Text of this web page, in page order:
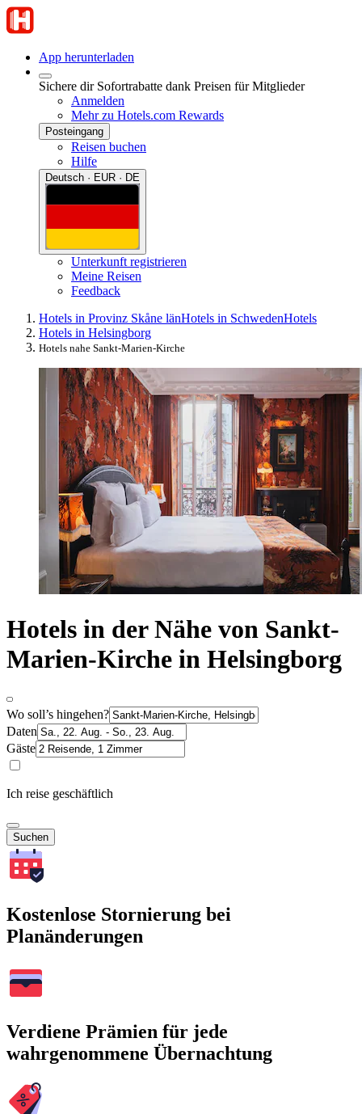
App herunterladen
Sichere dir Sofortrabatte dank Preisen für Mitglieder
Anmelden
Mehr zu Hotels.com Rewards
Posteingang
Reisen buchen
Hilfe
Deutsch · EUR · DE
Unterkunft registrieren
Meine Reisen
Feedback
Hotels in Provinz Skåne länHotels in SchwedenHotels
Hotels in Helsingborg
Hotels nahe Sankt-Marien-Kirche
Hotels in der Nähe von Sankt-
Marien-Kirche in Helsingborg
Wo soll’s hingehen?
Daten
Gäste
Ich reise geschäftlich
Suchen
Kostenlose Stornierung bei
Planänderungen
Verdiene Prämien für jede
wahrgenommene Übernachtung